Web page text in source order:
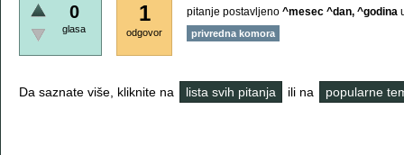
0
glasa
1
odgovor
pitanje postavljeno ^mesec ^dan, ^godina
privredna komora
Da saznate više, kliknite na lista svih pitanja ili na popularne